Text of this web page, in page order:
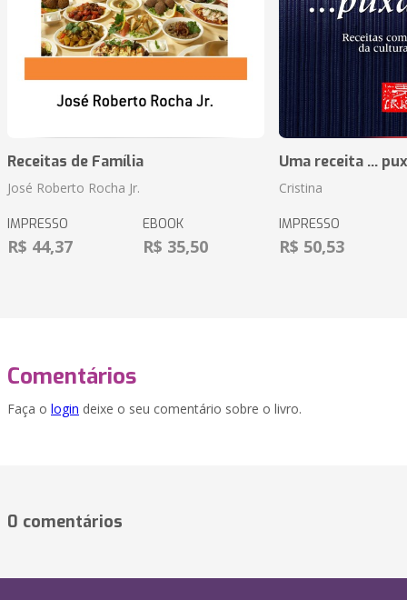
Receitas de Família
José Roberto Rocha Jr.
IMPRESSO
R$ 44,37
EBOOK
R$ 35,50
Uma receita ...
Cristina
IMPRESSO
R$ 50,53
Comentários
Faça o login deixe o seu comentário sobre o livro.
0 comentários